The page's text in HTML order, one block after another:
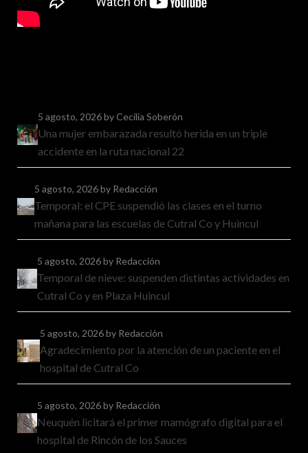
5 agosto, 2026by Cecilia Soberón
Una mujer embarazada resultó herida en un triple
accidente en la ruta nacional 22
5 agosto, 2026by Redacción
Temporal: el CPE suspendió las clases en el turno
mañana para las escuelas de Cutral Co y Huincul
5 agosto, 2026by Redacción
Temporal de nieve: suspenden distintas actividades en
Cutral Co y en Plaza Huincul
5 agosto, 2026by Redacción
Agradecimiento por la atención de un paciente en el
hospital de Cutral Co
5 agosto, 2026by Redacción
Neuquén licitará el primer mamógrafo digital para el
hospital de Rincón de los Sauces